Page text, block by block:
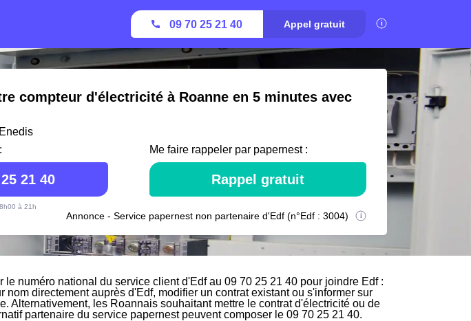
09 70 25 21 40 Appel gratuit
compteur d'électricité à Roanne en 5 minutes avec
21 40
à 21h
Me faire rappeler par papernest :
Rappel gratuit
Annonce - Service papernest non partenaire d'Edf (n°Edf : 3004)
le numéro national du service client d'Edf au 09 70 25 21 40 pour joindre Edf :
nom directement auprès d'Edf, modifier un contrat existant ou s'informer sur
Alternativement, les Roannais souhaitant mettre le contrat d'électricité ou de
partenaire du service papernest peuvent composer le 09 70 25 21 40.